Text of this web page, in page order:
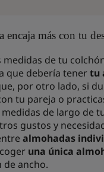
encaja más con tu
medidas de tu
que debería tenertu
por otro lado, si
tu pareja o
de largo de
gustos y
almohadas
una única
de ancho.